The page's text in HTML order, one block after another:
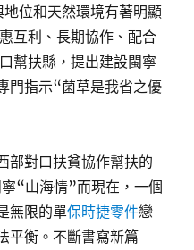
位和天然環境有著明顯
互利、長期協作、配合
幫扶縣，提出建設閩寧
門指示“菌草是我省之優
部對口扶貧協作幫扶的
“山海情”而現在，一個
無限的單保時捷零件戀
平衡。不斷書寫新篇